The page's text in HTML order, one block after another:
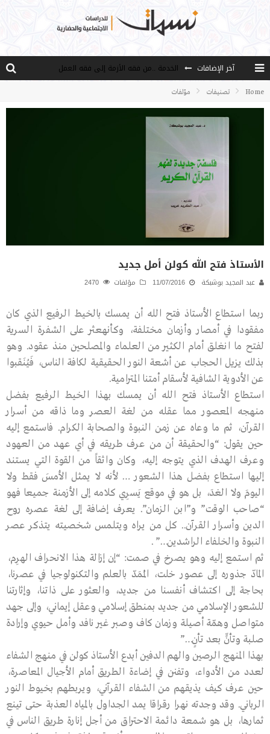
آخر الإضافات
الخدمة ..من فقه الأزمة إلى فقه العمل
مصادر العلم وسببه
هذا النهج نهج أصيل
Home تصنيفات مؤلفات
الأستاذ فتح الله كولن أمل جديد
عبد المجيد بوشبكة 11/07/2016 مؤلفات
ربما استطاع الأستاذ فتح الله أن يمسك بالخيط الرفيع الذي كان
مفقودا في أمصار وأزمان مختلفة، وكأنهعثر على الشفرة السرية
لفتح ما انغلق أمام الكثير من العلماء والمصلحين منذ عقود. وهو
بذلك يزيل الحجاب عن أشعة النور الحقيقية لكافة الناس، فَيُنَقبوا
عن الأدوية الشافية لأسقام أمتنا المترامية.
استطاع الأستاذ فتح الله أن يمسك بهذا الخيط الرفيع بفضل
منهجه المعصور مما عقله من لغة العصر وما ذاقه من أسرار
القرآن، ثم ما وعاه عن زمن النبوة والصحابة الكرام. فاستمع إليه
حين يقول: “والحقيقة أن من عرف طريقه في أي عهد من العهود
وعرف الهدف الذي يتوجه إليه، وكان واثقاً من القوة التي يستند
إليها استطاع بفضل هذا الشعور … لأنه لا يمثل الأمسَ فقط ولا
اليومَ ولا الغدَ، بل هو في موقع يَسرِي كلامه إلى الأزمنة جميعا فهو
“صاحب الوقت” و”ابن الزمان”. يعرف إضافة إلى لغة عصره روح
الدين وأسرار القرآن.. كل من يراه ويتلمس شخصيته يتذكر عصر
النبوة والخلفاء الراشدين…” .
ثم استمع إليه وهو يصرخ في صمت: “إن إزالة هذا الانحراف الهرِم،
المادّ جذوره إلى عصور خلت، المُمَدّ بالعلم والتكنولوجيا في عصرنا،
بحاجة إلى اكتشاف أنفسنا من جديد، والعثور على ذاتنا، وإثارتنا
للشعور الإسلامي من جديد بمنطق إسلامي وعقل إيماني، وإلى جهد
متواصل وهمّة أصيلة وزمان كاف وصبر غير نافد وأمل حيوي وإرادة
صلبة وتأنٍّ بعد تأنٍ…”
بهذا المنهج الرصين والهم الدفين أبدع الأستاذ كولن في منهج الشفاء
لعدد من الأدواء، وتفنن في إضاءة الطريق أمام الأجيال المعاصرة،
حين عرف كيف يذيقهم من الشفاء القرآني، ويربطهم بخيوط النور
الرباني. وقد وجدته نهرا رقراقا يمد الجداول بالمياه العذبة حتى تينع
ثمارها، بل هو شمعة دائمة الاحتراق من أجل إنارة طريق الناس في